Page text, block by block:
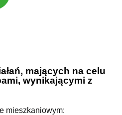
mających na celu
wynikającymi z
mieszkaniowym: